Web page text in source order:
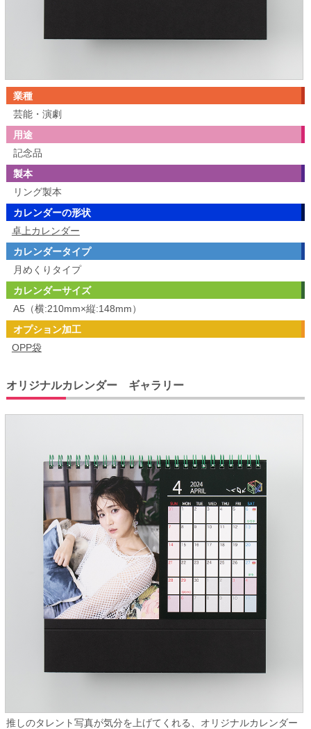
業種
芸能・演劇
用途
記念品
製本
リング製本
カレンダーの形状
卓上カレンダー
カレンダータイプ
月めくりタイプ
カレンダーサイズ
A5（横:210mm×縦:148mm）
オプション加工
OPP袋
オリジナルカレンダー ギャラリー
推しのタレント写真が気分を上げてくれる、オリジナルカレンダー